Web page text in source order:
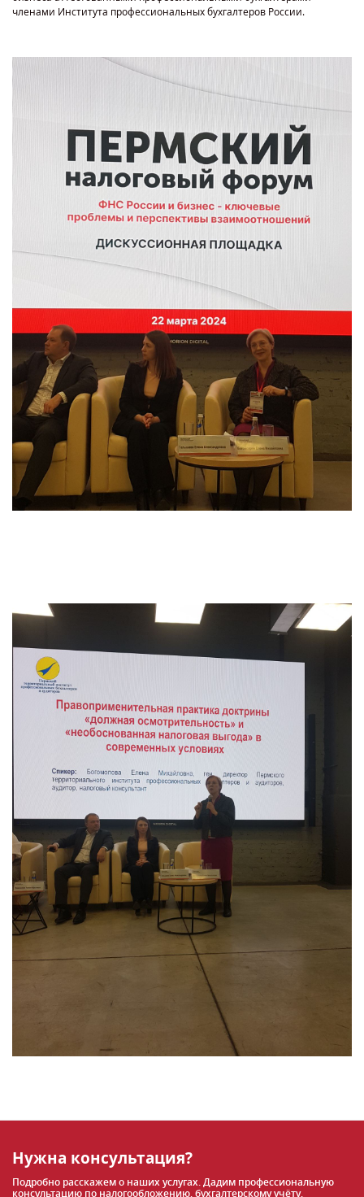
членами Института профессиональных бухгалтеров России.
Нужна консультация?
Подробно расскажем о наших услугах. Дадим профессиональную
консультацию по налогообложению, бухгалтерскому учёту,